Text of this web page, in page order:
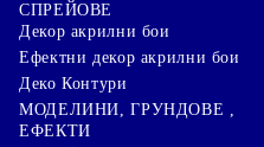
СПРЕЙОВЕ
Декор акрилни бои
Ефектни декор акрилни бои
Деко Контури
МОДЕЛИНИ, ГРУНДОВЕ ,
ЕФЕКТИ